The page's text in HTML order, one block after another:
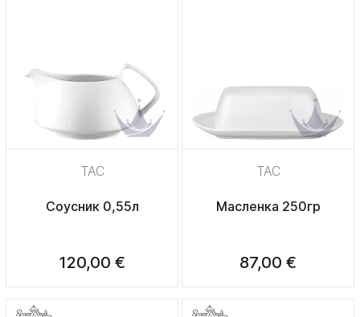
TAC
Соусник 0,55л
120,00 €
TAC
Масленка 250гр
87,00 €